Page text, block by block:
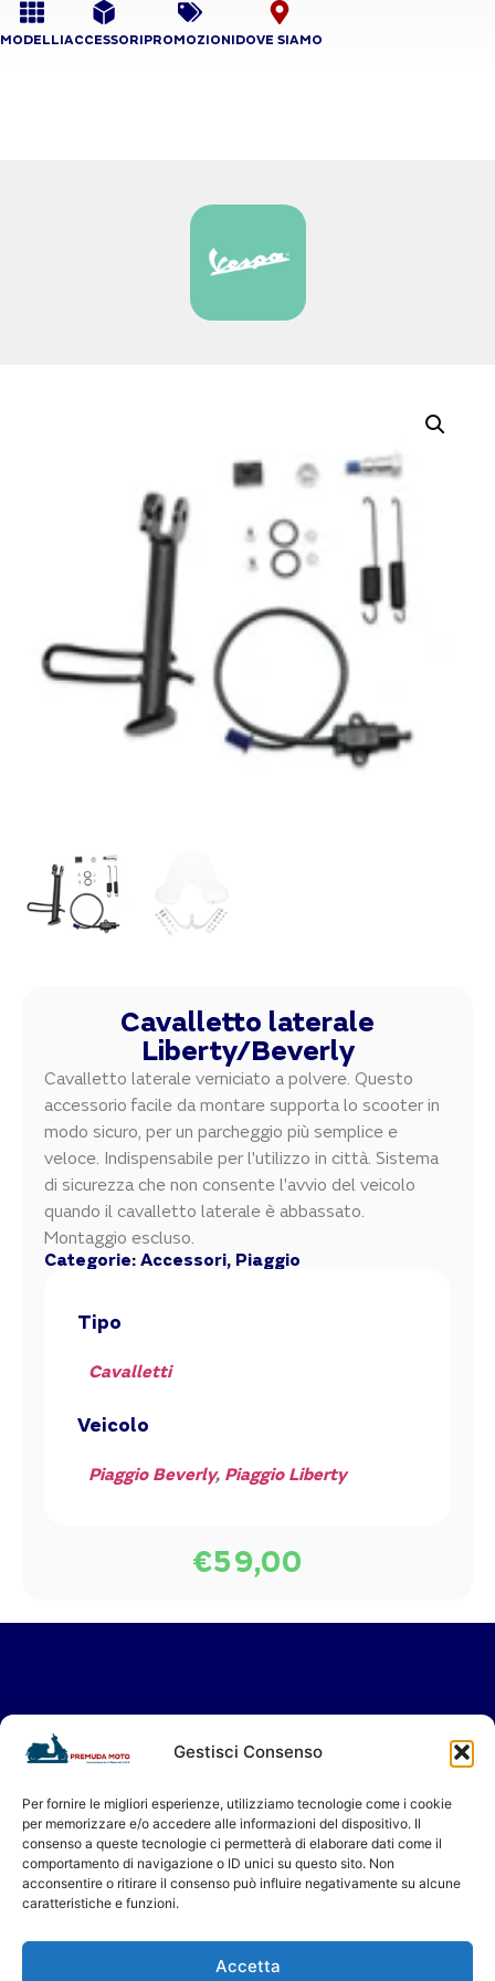
Gestisci Consenso
Per fornire le migliori esperienze, utilizziamo tecnologie come i cookie
per memorizzare e/o accedere alle informazioni del dispositivo. Il
consenso a queste tecnologie ci permetterà di elaborare dati come il
comportamento di navigazione o ID unici su questo sito. Non
acconsentire o ritirare il consenso può influire negativamente su alcune
caratteristiche e funzioni.
Accetta
MODELLIACCESSORIPROMOZIONIDOVE SIAMO
Cavalletto laterale
Liberty/Beverly
Cavalletto laterale verniciato a polvere. Questo
accessorio facile da montare supporta lo scooter in
modo sicuro, per un parcheggio più semplice e
veloce. Indispensabile per l'utilizzo in città. Sistema
di sicurezza che non consente l'avvio del veicolo
quando il cavalletto laterale è abbassato.
Montaggio escluso.
Categorie: Accessori, Piaggio
Tipo
Cavalletti
Veicolo
Piaggio Beverly, Piaggio Liberty
€59,00
Vieni a trovarci in Showroom
oppure contattaci per il tuo servizio in
Ti aspettiamo!
Premuda Moto - Concessionario a Milano dal 1956